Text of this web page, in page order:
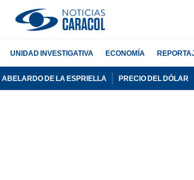
UNIDAD INVESTIGATIVA ECONOMÍA
ABELARDO DE LA ESPRIELLA PRECIO DEL DÓLAR